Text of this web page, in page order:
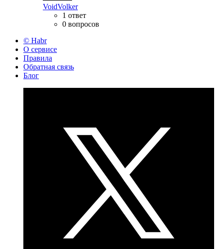
VoidVolker
1 ответ
0 вопросов
© Habr
О сервисе
Правила
Обратная связь
Блог